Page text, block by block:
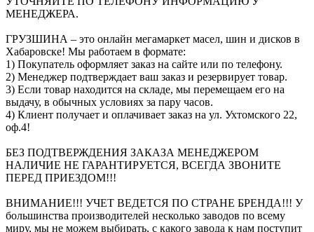
МЕНЕДЖЕРА.
ГРУЗШИНА – это онлайн мегамаркет масел, шин и дисков в
Хабаровске! Мы работаем в формате:
1) Покупатель оформляет заказ на сайте или по телефону.
2) Менеджер подтверждает ваш заказ и резервирует товар.
3) Если товар находится на складе, мы перемещаем его на
выдачу, в обычных условиях за пару часов.
4) Клиент получает и оплачивает заказ на ул. Ухтомского 22,
оф.4!
БЕЗ ПОДТВЕРЖДЕНИЯ ЗАКАЗА МЕНЕДЖЕРОМ
НАЛИЧИЕ НЕ ГАРАНТИРУЕТСЯ, ВСЕГДА ЗВОНИТЕ
ПЕРЕД ПРИЕЗДОМ!!!
ВНИМАНИЕ!!! УЧЕТ ВЕДЕТСЯ ПО СТРАНЕ БРЕНДА!!! У
большинства производителей несколько заводов по всему
миру, мы не можем выбирать, с какого завода к нам поступит